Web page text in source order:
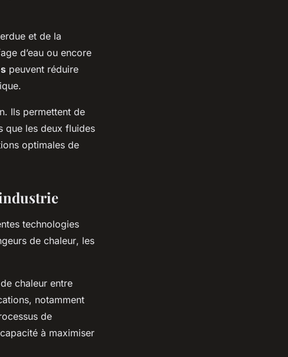
et de la
d’eau ou encore
peuvent réduire
Ils permettent de
que les deux fluides
optimales de
technologies
de chaleur, les
chaleur entre
notamment
de
à maximiser